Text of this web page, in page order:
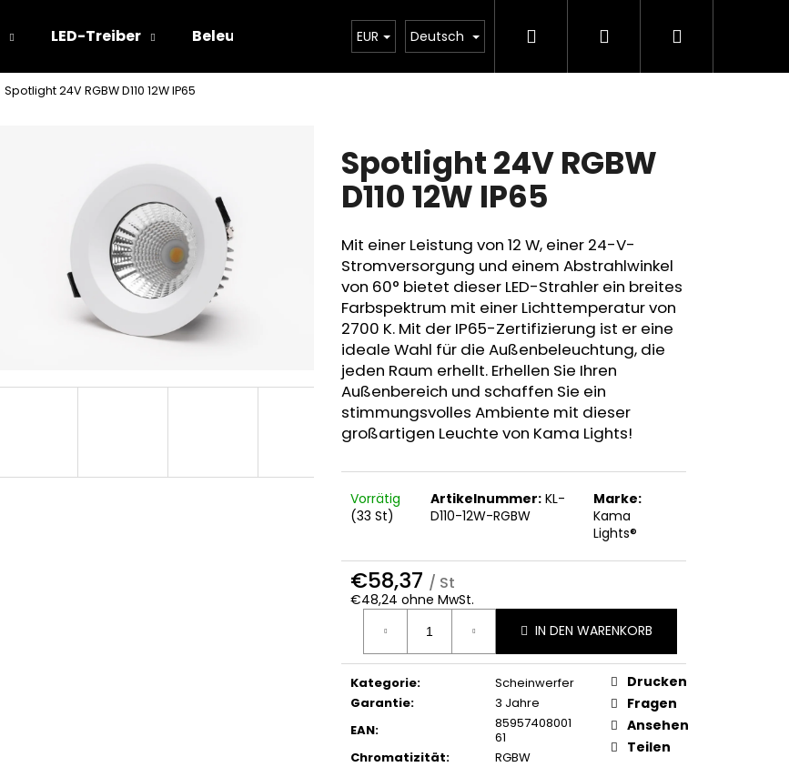
LED-Treiber Beleuchtungskonzepte Beleuchtungsrechner
EUR Deutsch SuchenLogin Warenkorb
Spotlight 24V RGBW D110 12W IP65
Spotlight 24V RGBW
D110 12W IP65
Mit einer Leistung von 12 W, einer 24-V-
Stromversorgung und einem Abstrahlwinkel
von 60° bietet dieser LED-Strahler ein breites
Farbspektrum mit einer Lichttemperatur von
2700 K. Mit der IP65-Zertifizierung ist er eine
ideale Wahl für die Außenbeleuchtung, die
jeden Raum erhellt. Erhellen Sie Ihren
Außenbereich und schaffen Sie ein
stimmungsvolles Ambiente mit dieser
großartigen Leuchte von Kama Lights!
Vorrätig
(33 St)
Artikelnummer: KL-
D110-12W-RGBW
Marke:
Kama
Lights®
€58,37 / St
€48,24 ohne MwSt.
Verkaufspreis:
IN DEN WARENKORB
Kategorie:
Scheinwerfer
Garantie:
3 Jahre
EAN:
85957408001
61
Chromatizität:
RGBW
Drucken
Fragen
Ansehen
Teilen
Was suchen Sie?
Wir empfehlen